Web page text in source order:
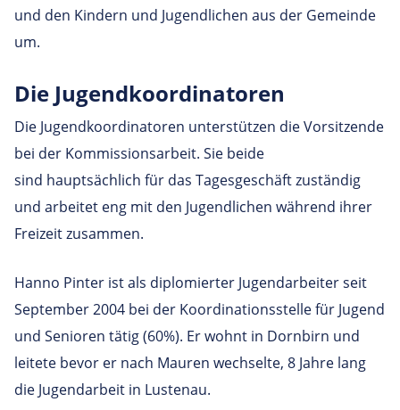
und den Kindern und Jugendlichen aus der Gemeinde
um.
Die Jugendkoordinatoren
Die Jugendkoordinatoren unterstützen die Vorsitzende
bei der Kommissionsarbeit. Sie beide
sind hauptsächlich für das Tagesgeschäft zuständig
und arbeitet eng mit den Jugendlichen während ihrer
Freizeit zusammen.
Hanno Pinter ist als diplomierter Jugendarbeiter seit
September 2004 bei der Koordinationsstelle für Jugend
und Senioren tätig (60%). Er wohnt in Dornbirn und
leitete bevor er nach Mauren wechselte, 8 Jahre lang
die Jugendarbeit in Lustenau.